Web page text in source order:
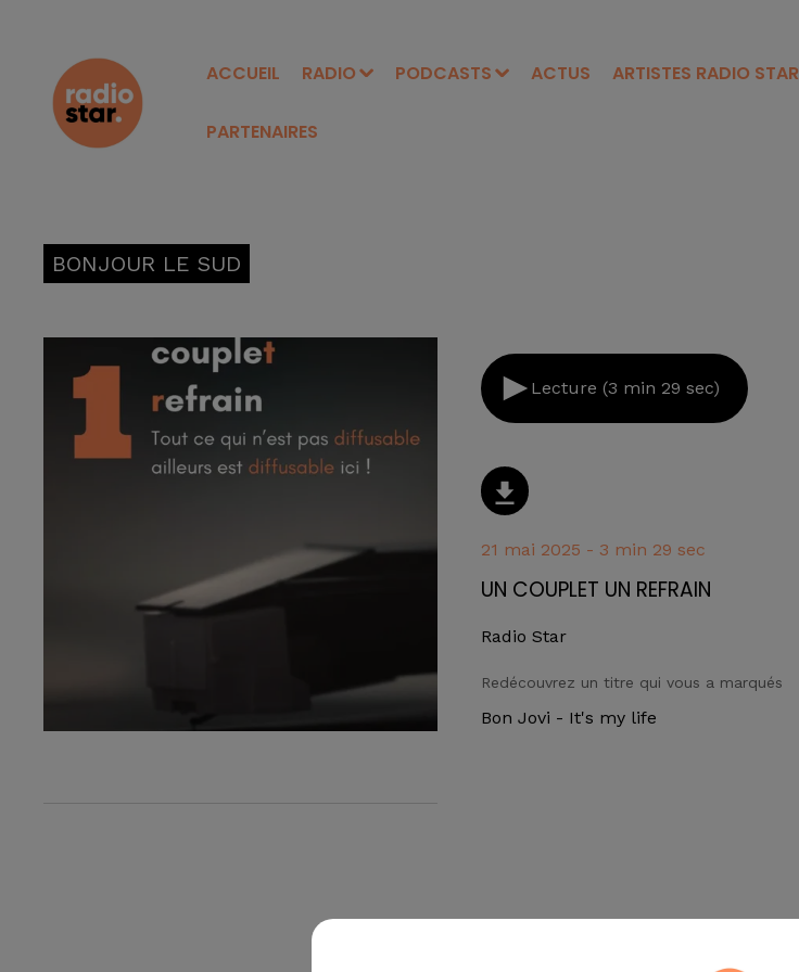
ACCUEIL RADIO PODCASTS ACTUS ARTISTES RADIO STAR
PARTENAIRES
BONJOUR LE SUD
Lecture (3 min 29 sec)
21 mai 2025 - 3 min 29 sec
UN COUPLET UN REFRAIN
Radio Star
Redécouvrez un titre qui vous a marqués
Bon Jovi - It's my life